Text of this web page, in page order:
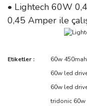
• Lightech 60W
0,45 Amper ile
Bu
Bu ürünün fiyat bilgisi,
tarafımıza iletebilirsiniz.
Görüş ve önerileriniz
Etiketler : 60w
60w led
60w led
tridonic 60w